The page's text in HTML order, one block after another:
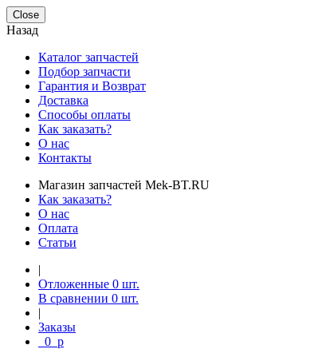
Close
Назад
Каталог запчастей
Подбор запчасти
Гарантия и Возврат
Доставка
Способы оплаты
Как заказать?
О нас
Контакты
Магазин запчастей Mek-BT.RU
Как заказать?
О нас
Оплата
Статьи
|
Отложенные 0 шт.
В сравнении 0 шт.
|
Заказы
0 p